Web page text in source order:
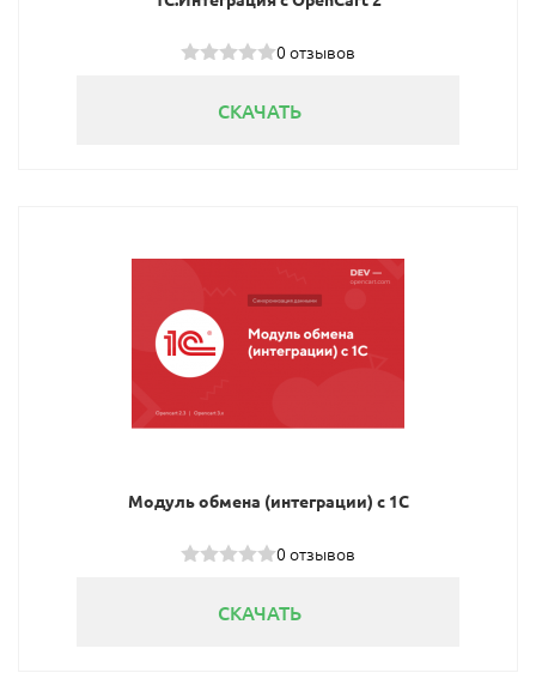
0 отзывов
СКАЧАТЬ
Модуль обмена (интеграции) с 1С
0 отзывов
СКАЧАТЬ